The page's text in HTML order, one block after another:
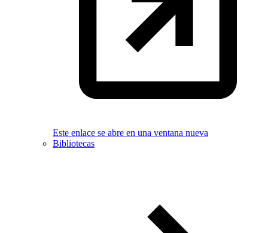
Este enlace se abre en una ventana nueva
Bibliotecas